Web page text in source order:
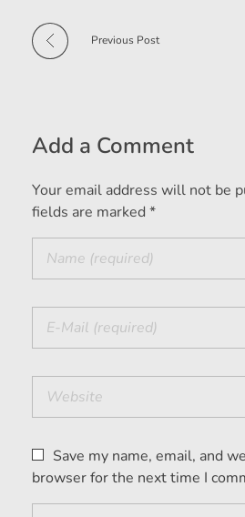
Previous Post
Add a Comment
Your email address will not be
fields are marked *
Save my name, email, and
browser for the next time I